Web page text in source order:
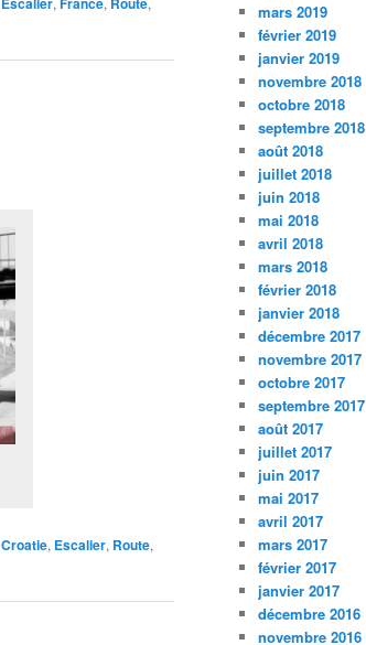
Croatie, Escalier, Route,
mars 2019
février 2019
janvier 2019
novembre 2018
octobre 2018
septembre 2018
août 2018
juillet 2018
juin 2018
mai 2018
avril 2018
mars 2018
février 2018
janvier 2018
décembre 2017
novembre 2017
octobre 2017
septembre 2017
août 2017
juillet 2017
juin 2017
mai 2017
avril 2017
mars 2017
février 2017
janvier 2017
décembre 2016
novembre 2016